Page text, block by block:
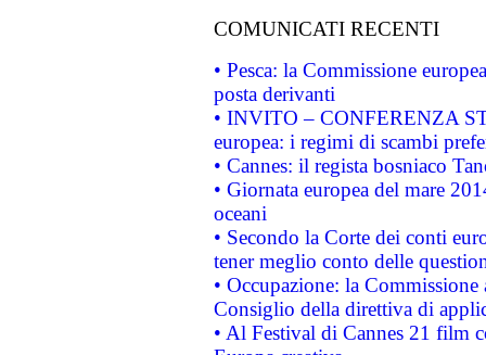
COMUNICATI RECENTI
• Pesca: la Commissione
posta derivanti
• INVITO – CONFERENZA
europea: i regimi di scambi
• Cannes: il regista bosniaco
• Giornata europea del mare
oceani
• Secondo la Corte dei conti
tener meglio conto delle
• Occupazione: la
Consiglio della direttiva di
• Al Festival di Cannes 21 film